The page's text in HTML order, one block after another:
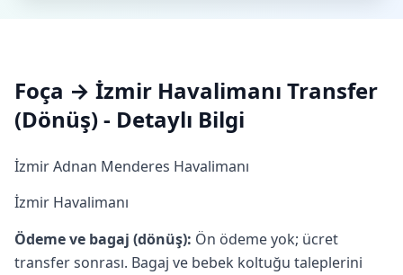
Foça → İzmir Havalimanı Transfer
(Dönüş) - Detaylı Bilgi
İzmir Adnan Menderes Havalimanı
İzmir Havalimanı
Ödeme ve bagaj (dönüş): Ön ödeme yok; ücret
transfer sonrası. Bagaj ve bebek koltuğu taleplerini